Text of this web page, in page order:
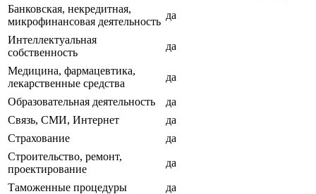
Банковская, некредитная,
микрофинансовая деятельность
да
Интеллектуальная
собственность
да
Медицина, фармацевтика,
лекарственные средства
да
Образовательная деятельность
да
Связь, СМИ, Интернет
да
Страхование
да
Строительство, ремонт,
проектирование
да
Таможенные процедуры
да